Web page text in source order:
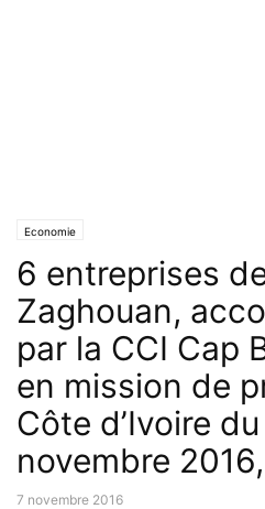
Economie
6 entreprises
Zaghouan,
par la CCI Cap
en mission de
Côte d’Ivoire
novembre 2016,
7 novembre 2016